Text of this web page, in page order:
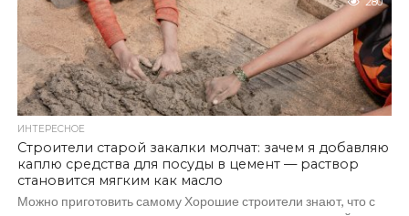
ИНТЕРЕСНОЕ
Строители старой закалки молчат: зачем я добавляю
каплю средства для посуды в цемент — раствор
становится мягким как масло
Можно приготовить самому Хорошие строители знают, что с